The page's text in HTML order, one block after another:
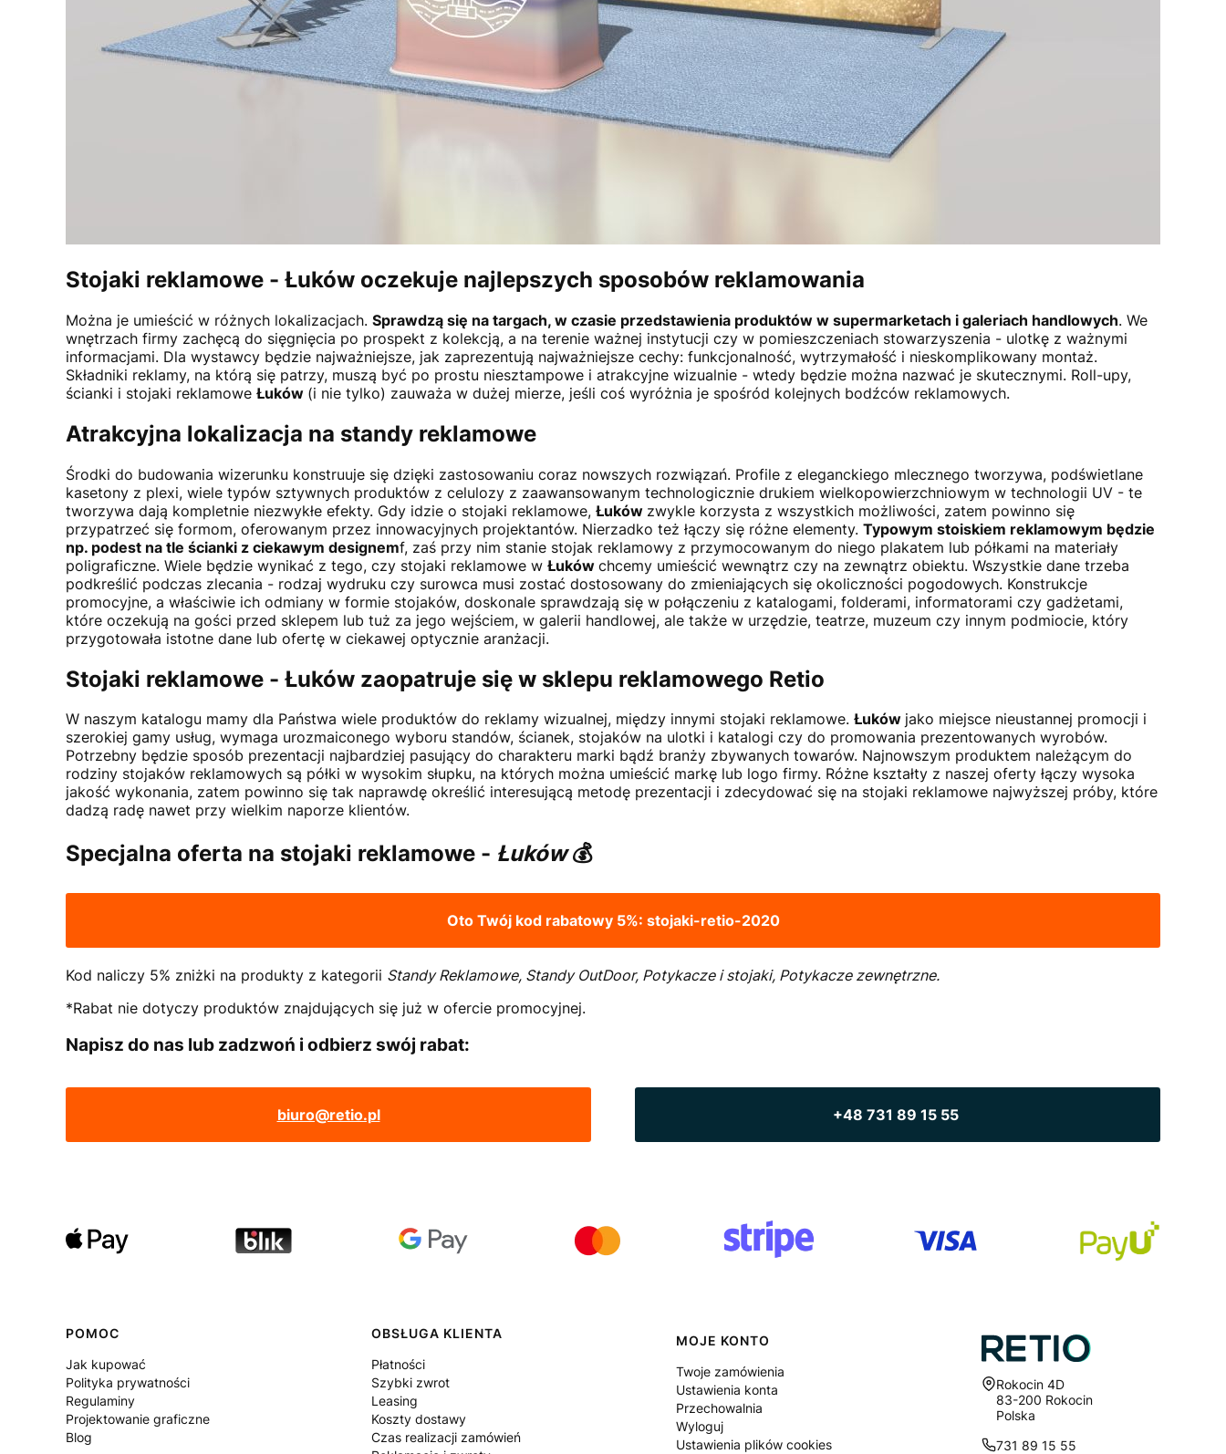
Stojaki reklamowe - Łuków oczekuje najlepszych sposobów reklamowania
Można je umieścić w różnych lokalizacjach. Sprawdzą się na targach, w czasie przedstawienia produktów w supermarketach i galeriach handlowych. We
wnętrzach firmy zachęcą do sięgnięcia po prospekt z kolekcją, a na terenie ważnej instytucji czy w pomieszczeniach stowarzyszenia - ulotkę z ważnymi
informacjami. Dla wystawcy będzie najważniejsze, jak zaprezentują najważniejsze cechy: funkcjonalność, wytrzymałość i nieskomplikowany montaż.
Składniki reklamy, na którą się patrzy, muszą być po prostu niesztampowe i atrakcyjne wizualnie - wtedy będzie można nazwać je skutecznymi. Roll-upy,
ścianki i stojaki reklamowe Łuków (i nie tylko) zauważa w dużej mierze, jeśli coś wyróżnia je spośród kolejnych bodźców reklamowych.
Atrakcyjna lokalizacja na standy reklamowe
Środki do budowania wizerunku konstruuje się dzięki zastosowaniu coraz nowszych rozwiązań. Profile z eleganckiego mlecznego tworzywa, podświetlane
kasetony z plexi, wiele typów sztywnych produktów z celulozy z zaawansowanym technologicznie drukiem wielkopowierzchniowym w technologii UV - te
tworzywa dają kompletnie niezwykłe efekty. Gdy idzie o stojaki reklamowe, Łuków zwykle korzysta z wszystkich możliwości, zatem powinno się
przypatrzeć się formom, oferowanym przez innowacyjnych projektantów. Nierzadko też łączy się różne elementy. Typowym stoiskiem reklamowym będzie
np. podest na tle ścianki z ciekawym designemf, zaś przy nim stanie stojak reklamowy z przymocowanym do niego plakatem lub półkami na materiały
poligraficzne. Wiele będzie wynikać z tego, czy stojaki reklamowe w Łuków chcemy umieścić wewnątrz czy na zewnątrz obiektu. Wszystkie dane trzeba
podkreślić podczas zlecania - rodzaj wydruku czy surowca musi zostać dostosowany do zmieniających się okoliczności pogodowych. Konstrukcje
promocyjne, a właściwie ich odmiany w formie stojaków, doskonale sprawdzają się w połączeniu z katalogami, folderami, informatorami czy gadżetami,
które oczekują na gości przed sklepem lub tuż za jego wejściem, w galerii handlowej, ale także w urzędzie, teatrze, muzeum czy innym podmiocie, który
przygotowała istotne dane lub ofertę w ciekawej optycznie aranżacji.
Stojaki reklamowe - Łuków zaopatruje się w sklepu reklamowego Retio
W naszym katalogu mamy dla Państwa wiele produktów do reklamy wizualnej, między innymi stojaki reklamowe. Łuków jako miejsce nieustannej promocji i
szerokiej gamy usług, wymaga urozmaiconego wyboru standów, ścianek, stojaków na ulotki i katalogi czy do promowania prezentowanych wyrobów.
Potrzebny będzie sposób prezentacji najbardziej pasujący do charakteru marki bądź branży zbywanych towarów. Najnowszym produktem należącym do
rodziny stojaków reklamowych są półki w wysokim słupku, na których można umieścić markę lub logo firmy. Różne kształty z naszej oferty łączy wysoka
jakość wykonania, zatem powinno się tak naprawdę określić interesującą metodę prezentacji i zdecydować się na stojaki reklamowe najwyższej próby, które
dadzą radę nawet przy wielkim naporze klientów.
Specjalna oferta na stojaki reklamowe - Łuków💰
Oto Twój kod rabatowy 5%: stojaki-retio-2020
Kod naliczy 5% zniżki na produkty z kategorii Standy Reklamowe, Standy OutDoor, Potykacze i stojaki, Potykacze zewnętrzne.
*Rabat nie dotyczy produktów znajdujących się już w ofercie promocyjnej.
Napisz do nas lub zadzwoń i odbierz swój rabat:
biuro@retio.pl +48 731 89 15 55
POMOC
Jak kupować
Polityka prywatności
Regulaminy
Projektowanie graficzne
Blog
OBSŁUGA KLIENTA
Płatności
Szybki zwrot
Leasing
Koszty dostawy
Czas realizacji zamówień
MOJE KONTO
Twoje zamówienia
Ustawienia konta
Przechowalnia
Wyloguj
Ustawienia plików cookies
Adres:
Rokocin 4D
83-200 Rokocin
Polska
731 89 15 55